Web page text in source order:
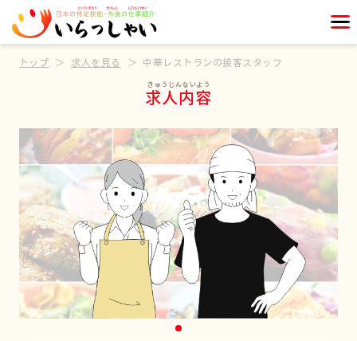
トップ 求人を見る 中華レストランの接客スタッフ
求人内容